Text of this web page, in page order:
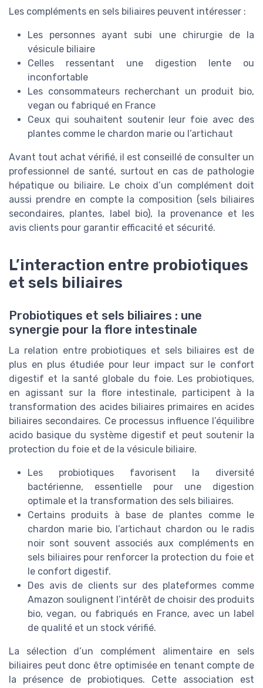
Les compléments en sels biliaires peuvent intéresser :
Les personnes ayant subi une chirurgie de la
vésicule biliaire
Celles ressentant une digestion lente ou
inconfortable
Les consommateurs recherchant un produit bio,
vegan ou fabriqué en France
Ceux qui souhaitent soutenir leur foie avec des
plantes comme le chardon marie ou l’artichaut
Avant tout achat vérifié, il est conseillé de consulter un
professionnel de santé, surtout en cas de pathologie
hépatique ou biliaire. Le choix d’un complément doit
aussi prendre en compte la composition (sels biliaires
secondaires, plantes, label bio), la provenance et les
avis clients pour garantir efficacité et sécurité.
L’interaction entre probiotiques
et sels biliaires
Probiotiques et sels biliaires : une
synergie pour la flore intestinale
La relation entre probiotiques et sels biliaires est de
plus en plus étudiée pour leur impact sur le confort
digestif et la santé globale du foie. Les probiotiques,
en agissant sur la flore intestinale, participent à la
transformation des acides biliaires primaires en acides
biliaires secondaires. Ce processus influence l’équilibre
acido basique du système digestif et peut soutenir la
protection du foie et de la vésicule biliaire.
Les probiotiques favorisent la diversité
bactérienne, essentielle pour une digestion
optimale et la transformation des sels biliaires.
Certains produits à base de plantes comme le
chardon marie bio, l’artichaut chardon ou le radis
noir sont souvent associés aux compléments en
sels biliaires pour renforcer la protection du foie et
le confort digestif.
Des avis de clients sur des plateformes comme
Amazon soulignent l’intérêt de choisir des produits
bio, vegan, ou fabriqués en France, avec un label
de qualité et un stock vérifié.
La sélection d’un complément alimentaire en sels
biliaires peut donc être optimisée en tenant compte de
la présence de probiotiques. Cette association est